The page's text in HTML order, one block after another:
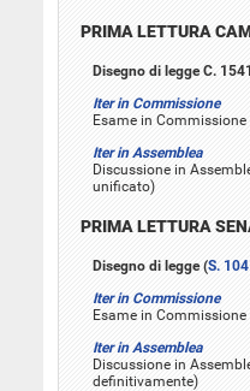
PRIMA LETTURA
Disegno di legge C. 1541
Iter in Commissione
Esame in
Iter in Assemblea
Discussione in
unificato)
PRIMA LETTURA
Disegno di legge (S.
Iter in Commissione
Esame in
Iter in Assemblea
Discussione in
definitivamente)